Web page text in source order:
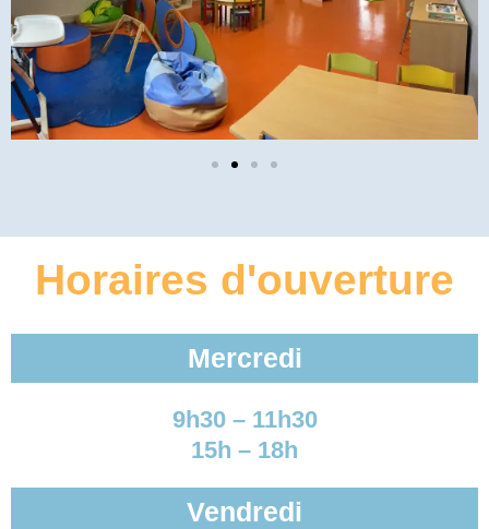
Horaires d'ouverture
Mercredi
9h30 – 11h30
15h – 18h
Vendredi